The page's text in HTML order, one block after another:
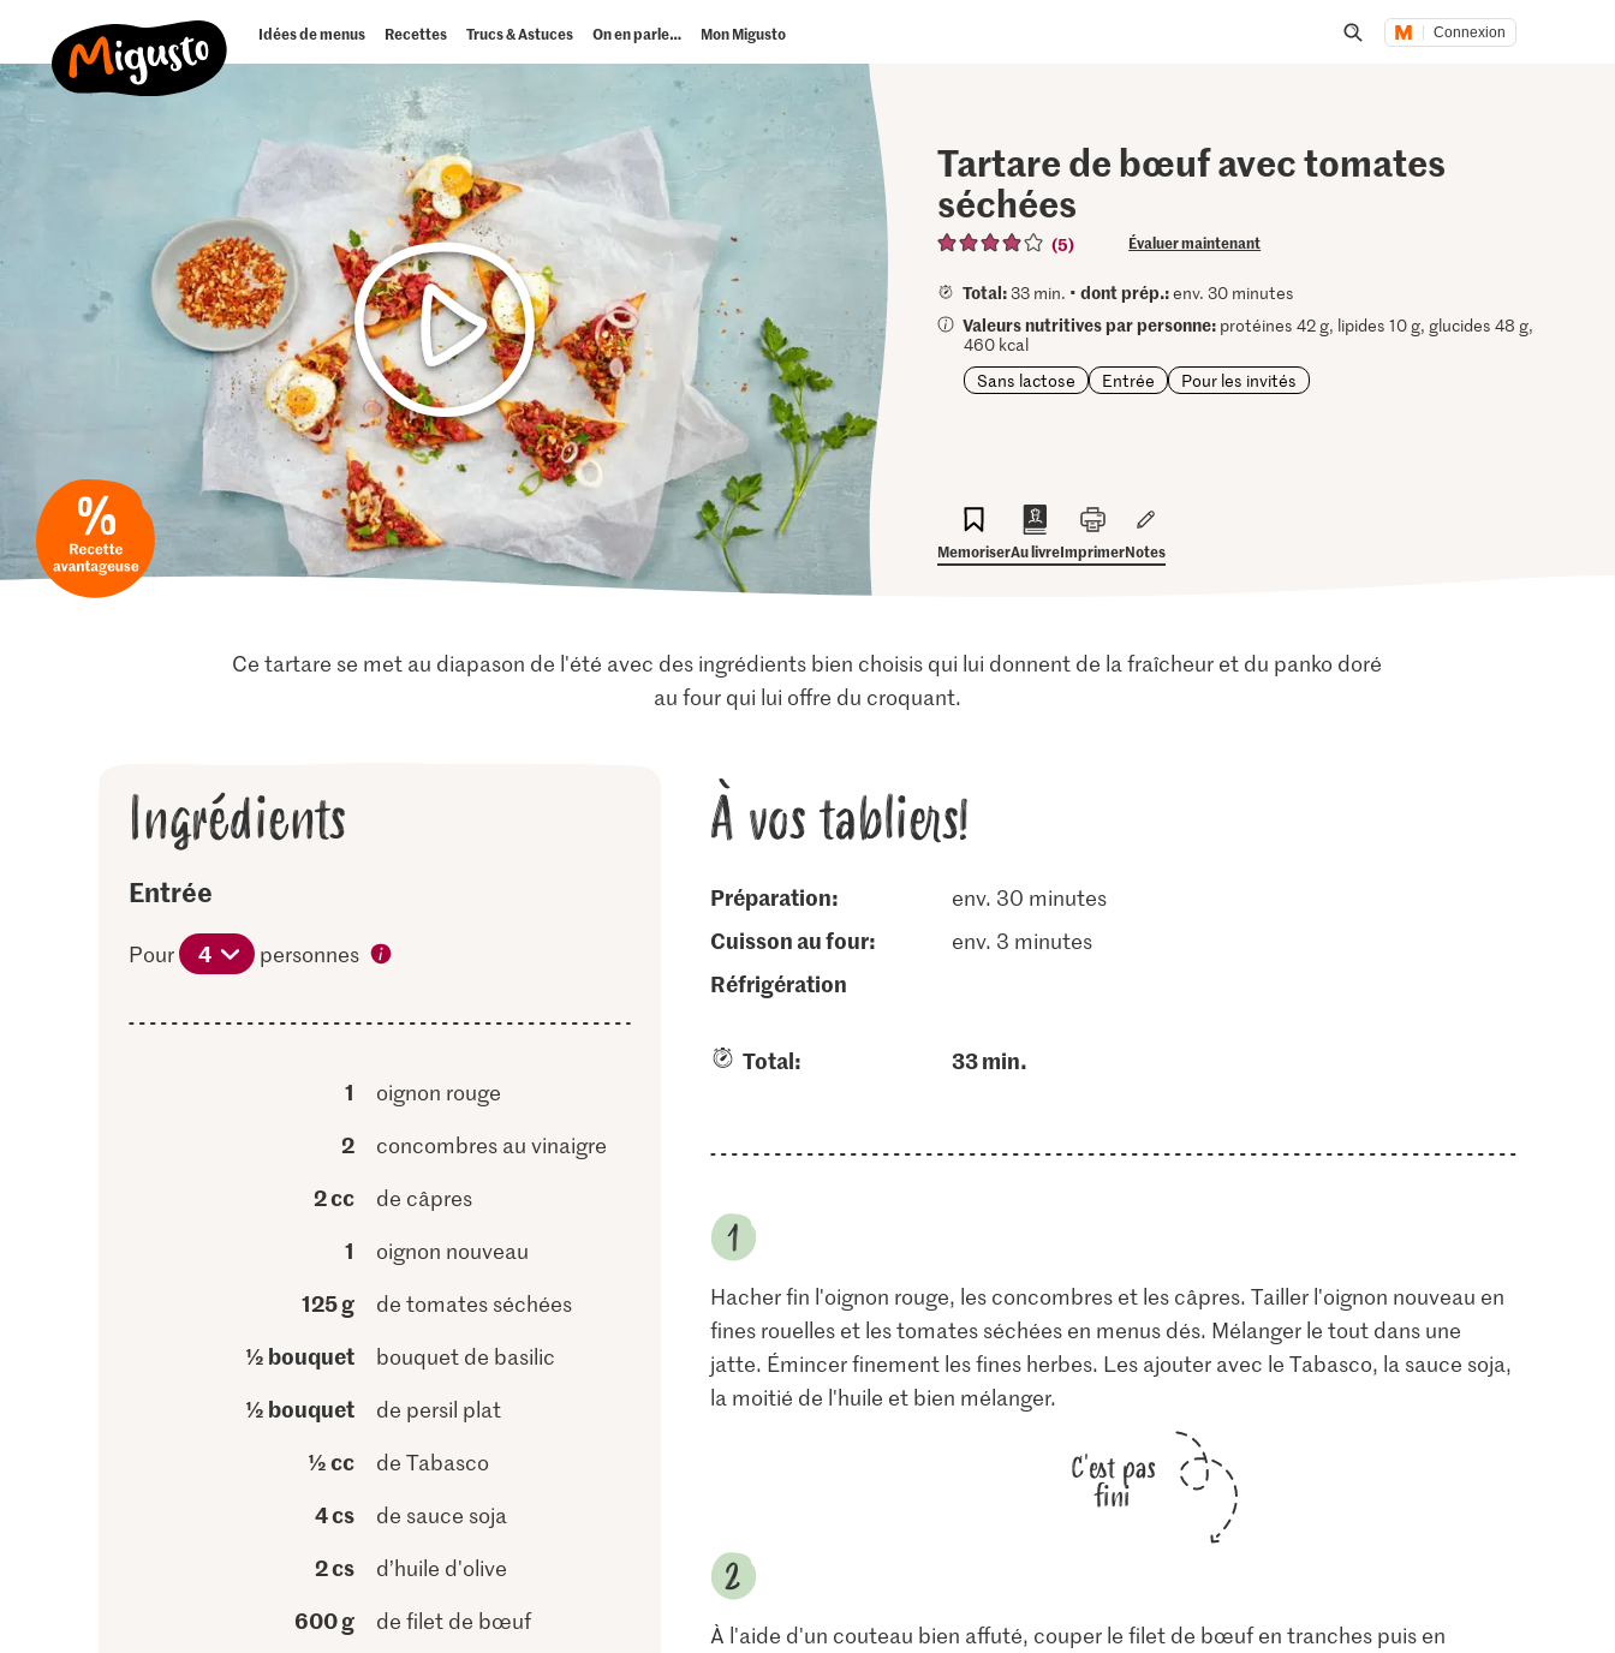
Idées de menus Recettes Trucs & Astuces On en parle… Mon Migusto Connexion
Tartare de bœuf avec tomates
séchées
(5) Évaluer maintenant
Total: 33 min. •dont prép.:env. 30 minutes
Valeurs nutritives par personne: protéines 42 g, lipides 10 g, glucides 48 g,
460 kcal
Sans lactose
Entrée Pour les invités
MemoriserAu livreImprimerNotes
Ce tartare se met au diapason de l'été avec des ingrédients bien choisis qui lui donnent de la fraîcheur et du panko doré
au four qui lui offre du croquant.
Ingrédients
Entrée
Pour 4 personnes
1 oignon rouge
2 concombres au vinaigre
2 cc de câpres
1 oignon nouveau
125 g de tomates séchées
½ bouquet bouquet de basilic
½ bouquet de persil plat
½ cc de Tabasco
4 cs de sauce soja
2 cs d’huile d'olive
600 g de filet de bœuf
À vos tabliers!
Préparation: env. 30 minutes
cuisson au four: env. 3 minutes
réfrigération
Total: 33 min.
Hacher fin l'oignon rouge, les concombres et les câpres. Tailler l'oignon nouveau en
fines rouelles et les tomates séchées en menus dés. Mélanger le tout dans une
jatte. Émincer finement les fines herbes. Les ajouter avec le Tabasco, la sauce soja,
la moitié de l'huile et bien mélanger.
C'est pas
fini
À l'aide d'un couteau bien affuté, couper le filet de bœuf en tranches puis en